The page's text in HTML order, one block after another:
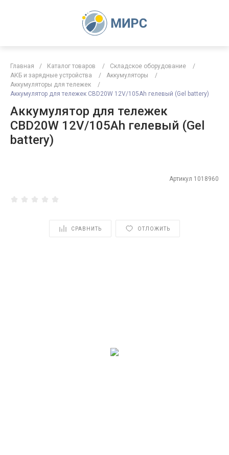
Главная / Каталог товаров / Складское оборудование
/
АКБ и зарядные устройства
/ Аккумуляторы
/
Аккумуляторы для тележек
/
Аккумулятор для тележек CBD20W 12V/105Ah гелевый (Gel battery)
Аккумулятор для тележек
CBD20W 12V/105Ah гелевый (Gel
battery)
Артикул 1018960
СРАВНИТЬ ОТЛОЖИТЬ